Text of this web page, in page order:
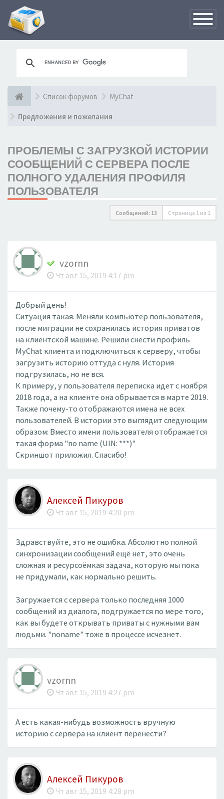
Список форумов MyChat
Предложения и пожелания
ПРОБЛЕМЫ С ЗАГРУЗКОЙ ИСТОРИИ
СООБЩЕНИЙ С СЕРВЕРА ПОСЛЕ
ПОЛНОГО УДАЛЕНИЯ ПРОФИЛЯ
ПОЛЬЗОВАТЕЛЯ
Сообщений: 13 Страница 1 из 1
vzornn
Чт авг 15, 2019 4:17 pm
Добрый день!
Ситуация такая. Меняли компьютер пользователя,
после миграции не сохранилась история приватов
на клиентской машине. Решили снести профиль
MyChat клиента и подключиться к серверу, чтобы
загрузить историю оттуда с нуля. История
подгрузилась, но не вся.
К примеру, у пользователя переписка идет с ноября
2018 года, а на клиенте она обрывается в марте 2019.
Также почему-то отображаются имена не всех
пользователей. В истории это выглядит следующим
образом: Вместо имени пользователя отображается
такая форма "no name (UIN: ***)"
Скриншот приложил. Спасибо!
Алексей Пикуров
Чт авг 15, 2019 4:20 pm
Здравствуйте, это не ошибка. Абсолютно полной
синхронизации сообщений ещё нет, это очень
сложная и ресурсоёмкая задача, которую мы пока
не придумали, как нормально решить.
Загружается с сервера только последняя 1000
сообщений из диалога, подгружается по мере того,
как вы будете открывать приваты с нужными вам
людьми. "noname" тоже в процессе исчезнет.
vzornn
Чт авг 15, 2019 4:27 pm
А есть какая-нибудь возможность вручную
историю с сервера на клиент перенести?
Алексей Пикуров
Чт авг 15, 2019 4:28 pm